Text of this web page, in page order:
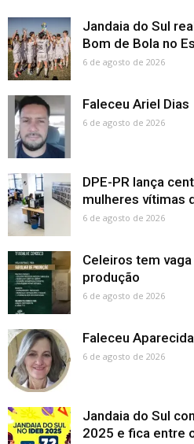
Jandaia do Sul
Bom de Bola no
6 de agosto de 2026
Faleceu Ariel Dias
6 de agosto de 2026
DPE-PR lança
mulheres vítimas
6 de agosto de 2026
Celeiros tem
produção
6 de agosto de 2026
Faleceu
6 de agosto de 2026
Jandaia do Sul
2025 e fica entre